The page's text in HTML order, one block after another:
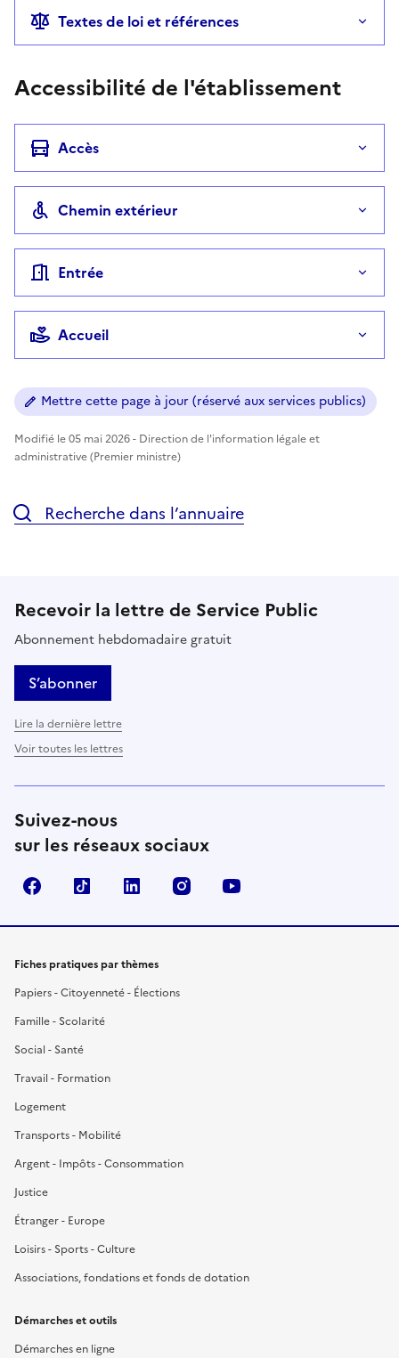
Textes de loi et références
Accessibilité de l'établissement
Accès
Chemin extérieur
Entrée
Accueil
Mettre cette page à jour (réservé aux services publics)
Modifié le 05 mai 2026 - Direction de l'information légale et
administrative (Premier ministre)
Recherche dans l’annuaire
Recevoir la lettre de Service Public
Abonnement hebdomadaire gratuit
S’abonner
Lire la dernière lettre
Voir toutes les lettres
Suivez-nous
sur les réseaux sociaux
FacebookTikTok LinkedIn Instagram
Fiches pratiques par thèmes
Papiers - Citoyenneté - Élections
Famille - Scolarité
Social - Santé
Travail - Formation
Logement
Transports - Mobilité
Argent - Impôts - Consommation
Justice
Étranger - Europe
Loisirs - Sports - Culture
Associations, fondations et fonds de dotation
Démarches et outils
Démarches en ligne